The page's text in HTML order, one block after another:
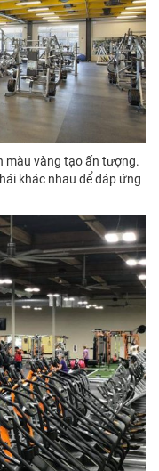
màu vàng tạo ấn tượng.
khác nhau để đáp ứng